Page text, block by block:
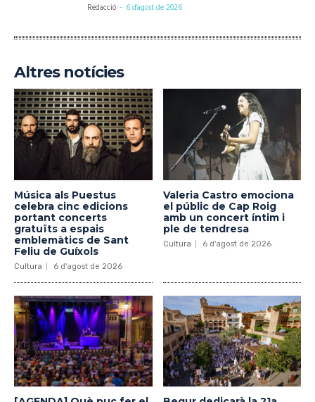
Redacció - 6 d'agost de 2026
Altres notícies
Música als Puestus
celebra cinc edicions
portant concerts
gratuïts a espais
emblemàtics de Sant
Feliu de Guíxols
Cultura 6 d'agost de 2026
Valeria Castro emociona
el públic de Cap Roig
amb un concert íntim i
ple de tendresa
Cultura 6 d'agost de 2026